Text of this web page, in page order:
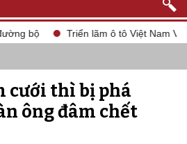
bộ Triển lãm ô tô Việt Nam VMS
cưới thì bị phá
ông đâm chết